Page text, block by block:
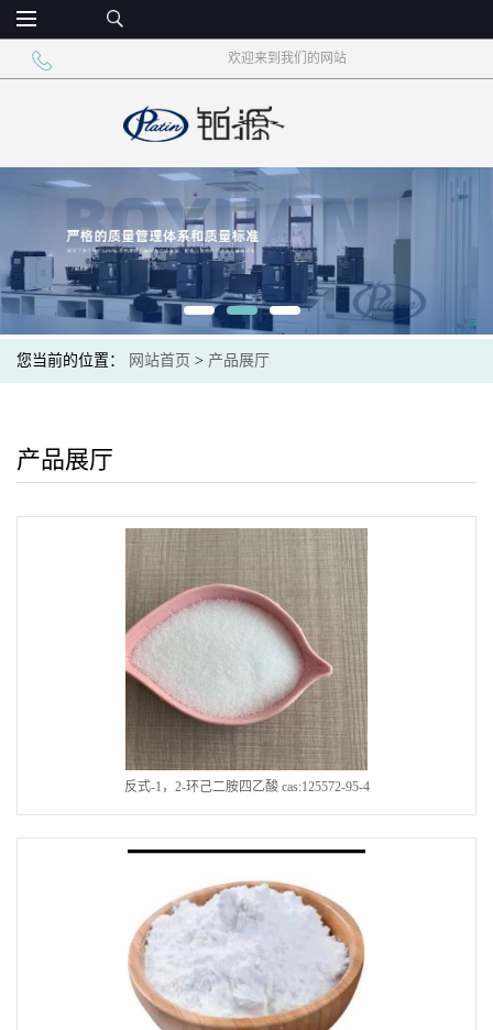
欢迎来到我们的网站
您当前的位置： 网站首页 > 产品展厅
产品展厅
反式-1，2-环己二胺四乙酸 cas:125572-95-4